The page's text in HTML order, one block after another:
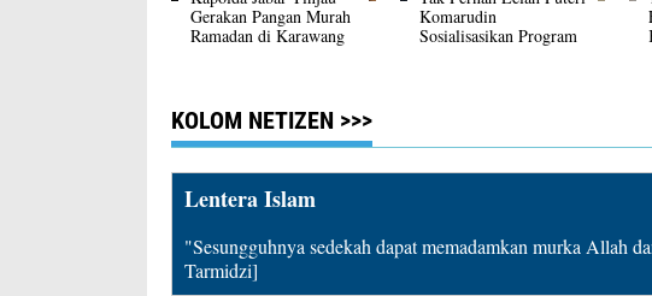
Gerakan Pangan Murah
Ramadan di Karawang
Komarudin
Sosialisasikan Program
KOLOM NETIZEN >>>
Lentera Islam
"Sesungguhnya sedekah dapat memadamkan murka Allah
Tarmidzi]